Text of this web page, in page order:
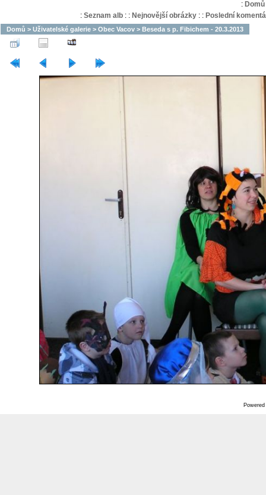
: Domů
: Seznam alb: : Nejnovější obrázky: : Poslední
Domů > Uživatelské galerie > Obec Vacov > Beseda s p. Fibichem - 20.3.2013